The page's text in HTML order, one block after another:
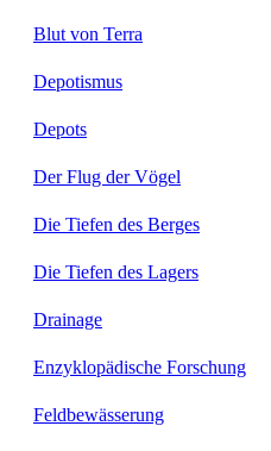
Blut von Terra
Depotismus
Depots
Der Flug der Vögel
Die Tiefen des Berges
Die Tiefen des Lagers
Drainage
Enzyklopädische Forschung
Feldbewässerung